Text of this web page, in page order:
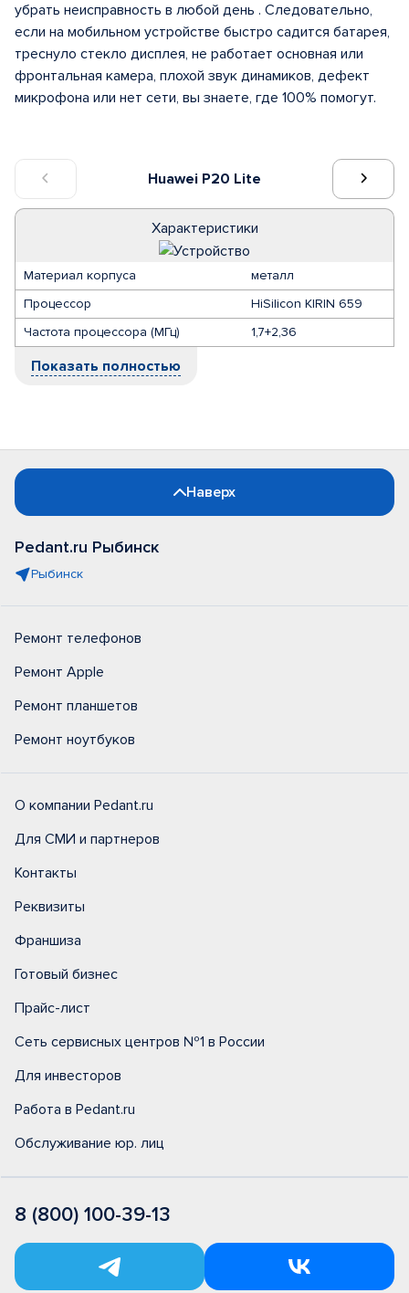
Huawei P20 Lite
Характеристики
Материал корпуса
металл
Процессор
HiSilicon KIRIN 659
Частота процессора (МГц)
1,7+2,36
Показать полностью
убрать неисправность в любой день . Следовательно,
если на мобильном устройстве быстро садится батарея,
треснуло стекло дисплея, не работает основная или
фронтальная камера, плохой звук динамиков, дефект
микрофона или нет сети, вы знаете, где 100% помогут.
Наверх
Pedant.ru Рыбинск
Рыбинск
Ремонт телефонов
Ремонт Apple
Ремонт планшетов
Ремонт ноутбуков
О компании Pedant.ru
Для СМИ и партнеров
Контакты
Реквизиты
Франшиза
Готовый бизнес
Прайс-лист
Сеть сервисных центров №1 в России
Для инвесторов
Работа в Pedant.ru
Обслуживание юр. лиц
8 (800) 100-39-13